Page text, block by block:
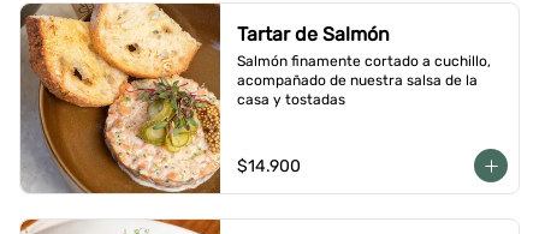
Tartar de Salmón
Salmón finamente cortado a cuchillo,
acompañado de nuestra salsa de la
casa y tostadas
$14.900